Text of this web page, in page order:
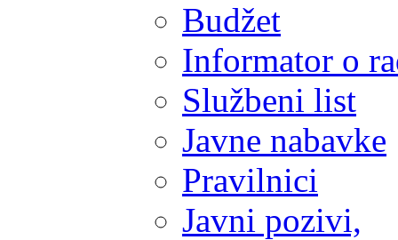
Budžet
Informator o
Službeni list
Javne nabavke
Pravilnici
Javni pozivi,